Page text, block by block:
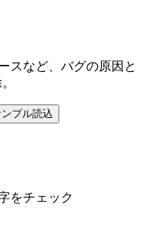
スなど、バグの原因と
プル読込
をチェック